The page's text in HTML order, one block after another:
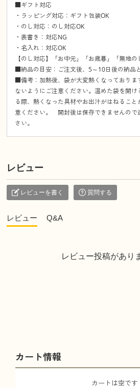
■ギフト対応
・ラッピング対応：ギフト包装OK
・のし対応：のし対応OK
・表書き：対応NG
・名入れ：対応OK
【のし対応】「お中元」「お歳暮」「無地の
■納品の目安：ご注文後、5～10日後の納品
■備考：加熱後、袋が大変熱くなっておりま
ないようにご注意ください。温めた袋を開け
る際、熱くなった具材やお出汁がはねるこ
意ください。 開封後は保存できませんので
さい。
レビュー
レビューを書く 質問する
レビュー Q&A
レビュー投稿があり
カート情報
カートは空です